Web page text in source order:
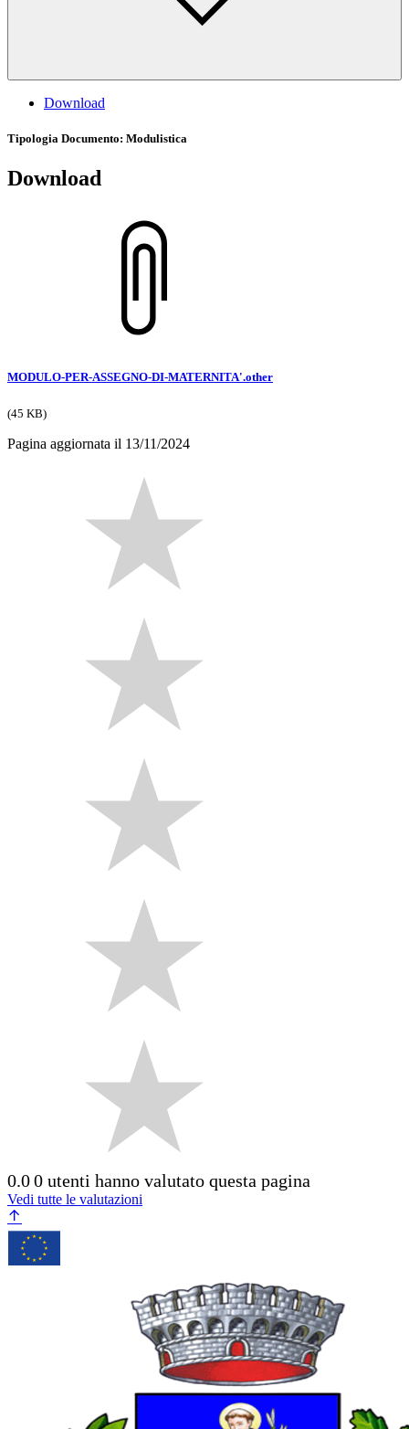
Download
Tipologia Documento: Modulistica
Download
MODULO-PER-ASSEGNO-DI-MATERNITA'.other
(45 KB)
Pagina aggiornata il 13/11/2024
0.00 utenti hanno valutato questa pagina
Vedi tutte le valutazioni